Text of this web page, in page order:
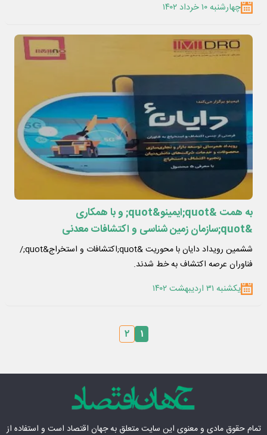
چهارشنبه ۱۰ خرداد ۱۴۰۲
به همت &quot;ایمینو&quot; و با همکاری
&quot;سازمان زمین شناسی و اکتشافات معدنی
کشور&quot; برگزار شد
ششمین رویداد دایان با محوریت &quot;اکتشافات و استخراج&quot;/
فناوران عرصه اکتشاف به خط شدند.
یکشنبه ۳۱ اردیبهشت ۱۴۰۲
۱ ۲
تمام حقوق مادی‌ و معنوی این سایت متعلق بهجهان اقتصاد است و استفاده از